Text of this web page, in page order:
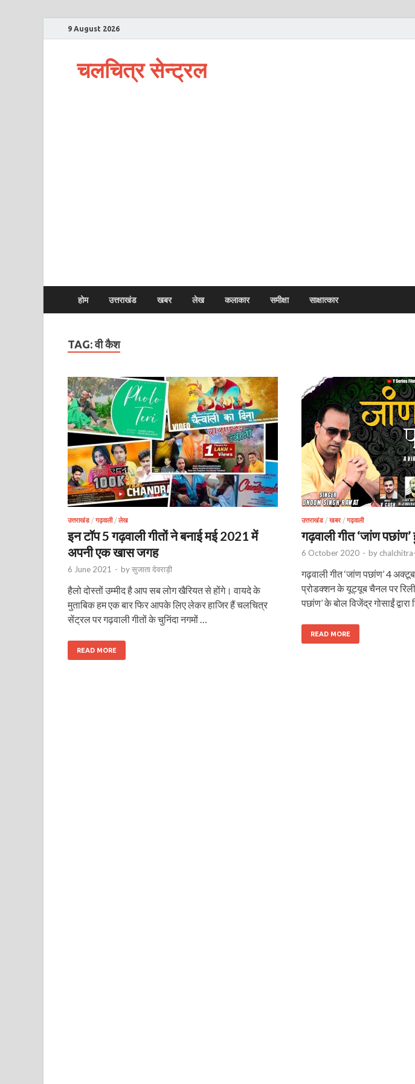
9 August 2026
चलचित्र सेन्ट्रल
होम उत्तराखंड खबर लेख कलाकार समीक्षा साक्षात्कार
TAG:वी कैश
उत्तराखंड/ गढ़वाली/ लेख
इन टॉप 5 गढ़वाली गीतों ने बनाई मई 2021 में
अपनी एक खास जगह
6 June 2021 - byसुजाता देवराड़ी
हैलो दोस्तों उम्मीद है आप सब लोग खैरियत से होंगे। वायदे के
मुताबिक हम एक बार फिर आपके लिए लेकर हाजिर हैं चलचित्र
सेंट्रल पर गढ़वाली गीतों के चुनिंदा नगमों …
READ MORE
उत्तराखंड/ खबर/ गढ़वाली
गढ़वाली गीत ‘जांण
6 October 2020 - by
गढ़वाली गीत ‘जांण पछांण’ 4
प्रोडक्शन के यूट्यूब चैनल पर
पछांण’ के बोल विजेंद्र गोसाईं
READ MORE